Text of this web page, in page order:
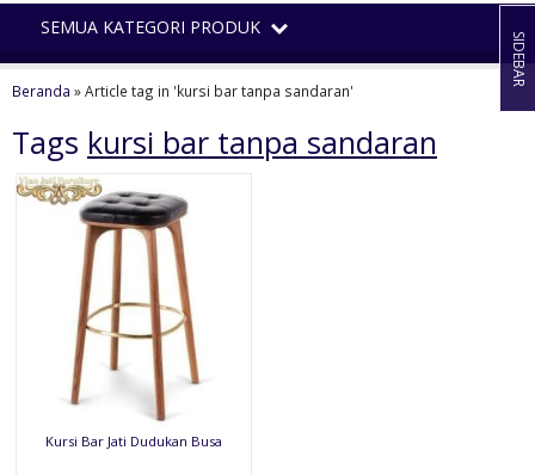
SEMUA KATEGORI PRODUK
Beranda »Article tag in 'kursi bar tanpa sandaran'
Tags kursi bar tanpa sandaran
Kursi Bar Jati Dudukan Busa
SIDEBAR